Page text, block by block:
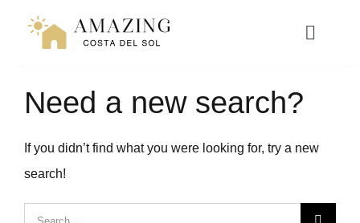
Toggle
NAVEN
RESORT LIVING
HYPOTÉKA
Need a new search?
If you didn’t find what you were looking for, try a new
search!
Hledat: